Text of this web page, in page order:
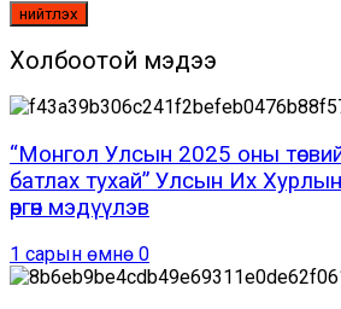
Холбоотой мэдээ
“Монгол Улсын 2025 оны
батлах тухай” Улсын Их Хурлын
өргөн мэдүүлэв
1 сарын өмнө 0